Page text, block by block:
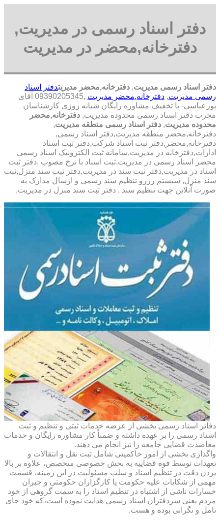
دفتر اسناد رسمی در مدیریت,
دفترخانه,محضر در مدیریت
دفتر اسناد رسمی مدیریت, دفترخانه,محضر مدیریتدفتر اسناد
رسمی مدیریت, دفترخانه,محضر مدیریت
,09390205345 آقای
پورعباسی- با تخفیف مشاوره رايگان شبانه روزی کارشناسان
مجرب دفتر اسناد رسمی محدوده مدیریت, دفترخانه,محضر
محدوده مدیریت, دفتر اسناد رسمی منطقه مدیریت,
دفترخانه,محضر منطقه مدیریت,دفتر اسناد رسمی,
دفترخانه,محضر,دفتر ثبت اسناد شرکت,دفتر ثبت اسناد
ادارات,دفترخانه در مدیریت,سامانه ثبت الکترونیک اسناد رسمی
محضر اسناد رسمی در مدیریت,ثبت اسناد با نرخ مصوب ,دفتر ثبت
اسناد در مدیریت,دفتر ثبت سند در مدیریت,دفتر ثبت سند منزل,ثبت
سند منزل, سیستم رزرو تنظیم سند رسمی و ارسال مدارک به
صورت آنلاین جهت تنظیم سند , دفتر ثبت سند منزل در مدیریت,
دفاتر اسناد رسمی بخشی از عرضه خدمات ثبتی و تنظیم و ثبت
اسناد رسمی را بر عهده داشته و ضمناً کار مشاوره رایگان و خدمات
معاضدت قضایی جامعه را نیز انجام می دهند.
واگذاری بخشی از امور حاکمیتی شامل ثبت نقل و انتقالات و
تعهدات توسط قوه قضاییه به بخش خصوصی متخصص، علاوه بر بالا
بردن دقت در تنظیم اسناد و سلب مسئولیت در این زمینه، قسمت
مهمی از شکایات علیه حکومت یا کارگزاران حکومتی و جبران
خسارات ناشی از اشتباه در تنظیم اسناد را به سمت گروهی از خود
مردم یعنی سردفتران اسناد رسمی هدایت نموده است،که خود جای
تامل و نگرانی بوده و هست.